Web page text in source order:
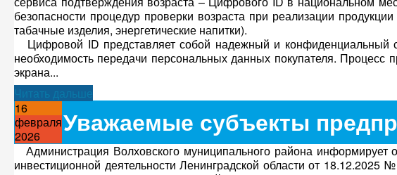
безопасности процедур проверки возраста при реализации
табачные изделия, энергетические напитки).
Цифровой ID представляет собой надежный и конфиденциальный
необходимость передачи персональных данных покупателя. Процесс
экрана...
Читать дальше
16
февраля
2026
Уважаемые субъекты
Администрация Волховского муниципального района информирует
инвестиционной деятельности Ленинградской области от